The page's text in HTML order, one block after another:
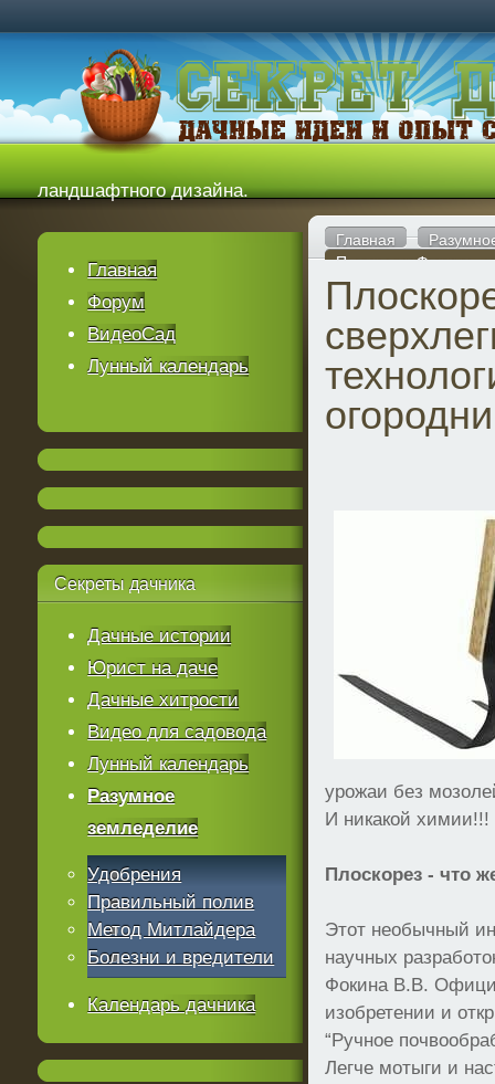
ландшафтного дизайна.
Главная
Плоскорез Фокина -
огородничества.
урожаи без
И никакой химии!!!
Плоскорез - что
Этот необычный
научных
Фокина В.В.
изобретении и
“Ручное
Легче мотыги и
Главная
Форум
ВидеоСад
Лунный календарь
Секреты дачника
Дачные истории
Юрист на даче
Дачные хитрости
Видео для садовода
Лунный календарь
Разумное
земледелие
Удобрения
Правильный полив
Метод Митлайдера
Болезни и вредители
Календарь дачника